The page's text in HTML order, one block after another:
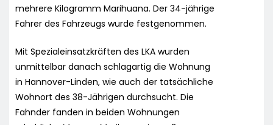
mehrere Kilogramm Marihuana. Der 34-jährige
Fahrer des Fahrzeugs wurde festgenommen.
Mit Spezialeinsatzkräften des LKA wurden
unmittelbar danach schlagartig die Wohnung
in Hannover-Linden, wie auch der tatsächliche
Wohnort des 38-Jährigen durchsucht. Die
Fahnder fanden in beiden Wohnungen